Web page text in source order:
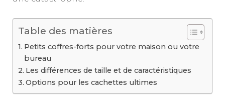
Table des matières
Petits coffres-forts pour votre maison ou votre
bureau
Les différences de taille et de caractéristiques
Options pour les cachettes ultimes